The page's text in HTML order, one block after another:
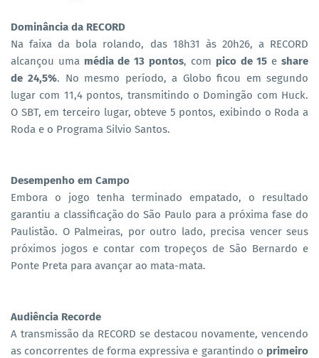
Dominância da RECORD
Na faixa da bola rolando, das 18h31 às 20h26, a RECORD
alcançou uma média de 13 pontos, com pico de 15 e share
de 24,5%. No mesmo período, a Globo ficou em segundo
lugar com 11,4 pontos, transmitindo o Domingão com Huck.
O SBT, em terceiro lugar, obteve 5 pontos, exibindo o Roda a
Roda e o Programa Silvio Santos.
Desempenho em Campo
Embora o jogo tenha terminado empatado, o resultado
garantiu a classificação do São Paulo para a próxima fase do
Paulistão. O Palmeiras, por outro lado, precisa vencer seus
próximos jogos e contar com tropeços de São Bernardo e
Ponte Preta para avançar ao mata-mata.
Audiência Recorde
A transmissão da RECORD se destacou novamente, vencendo
as concorrentes de forma expressiva e garantindo o primeiro